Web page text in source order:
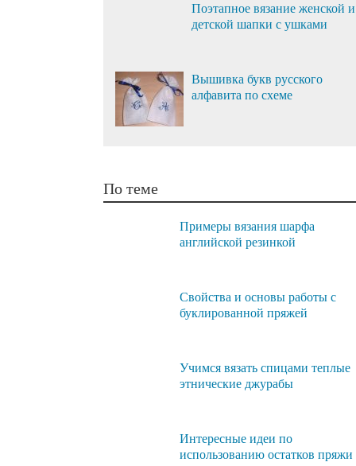
Поэтапное вязание женской и
детской шапки с ушками
Вышивка букв русского
алфавита по схеме
По теме
Примеры вязания шарфа
английской резинкой
Свойства и основы работы с
буклированной пряжей
Учимся вязать спицами теплые
этнические джурабы
Интересные идеи по
использованию остатков пряжи